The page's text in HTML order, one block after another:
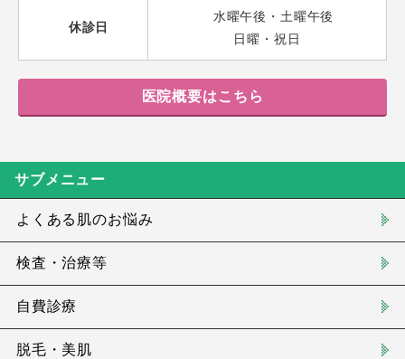
休診日
水曜午後・土曜午後
日曜・祝日
医院概要はこちら
サブメニュー
よくある肌のお悩み
検査・治療等
自費診療
脱毛・美肌